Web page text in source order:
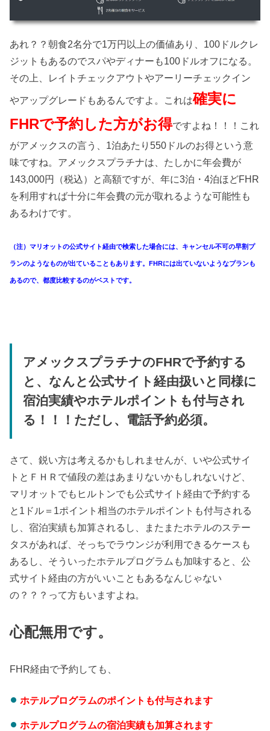
あれ？？朝食2名分で1万円以上の価値あり、100ドルクレ
ジットもあるのでスパやディナーも100ドルオフになる。
その上、レイトチェックアウトやアーリーチェックイン
やアップグレードもあるんですよ。これは確実に
FHRで予約した方がお得ですよね！！！これ
がアメックスの言う、1泊あたり550ドルのお得という意
味ですね。アメックスプラチナは、たしかに年会費が
143,000円（税込）と高額ですが、年に3泊・4泊ほどFHR
を利用すれば十分に年会費の元が取れるような可能性も
あるわけです。
（注）マリオットの公式サイト経由で検索した場合には、キャンセル不可の早割プ
ランのようなものが出ていることもあります。FHRには出ていないようなプランも
あるので、都度比較するのがベストです。
アメックスプラチナのFHRで予約する
と、なんと公式サイト経由扱いと同様に
宿泊実績やホテルポイントも付与され
る！！！ただし、電話予約必須。
さて、鋭い方は考えるかもしれませんが、いや公式サイ
トとＦＨＲで値段の差はあまりないかもしれないけど、
マリオットでもヒルトンでも公式サイト経由で予約する
と1ドル＝1ポイント相当のホテルポイントも付与される
し、宿泊実績も加算されるし、またまたホテルのステー
タスがあれば、そっちでラウンジが利用できるケースも
あるし、そういったホテルプログラムも加味すると、公
式サイト経由の方がいいこともあるなんじゃない
の？？？って方もいますよね。
心配無用です。
FHR経由で予約しても、
ホテルプログラムのポイントも付与されます
ホテルプログラムの宿泊実績も加算されます